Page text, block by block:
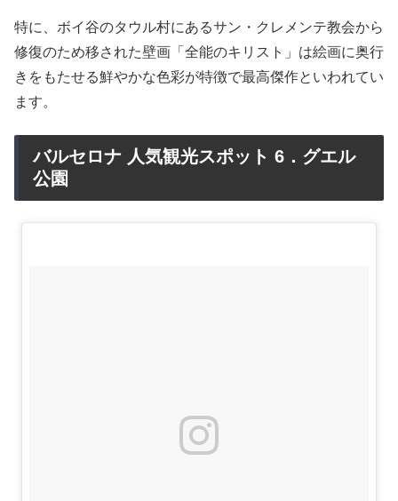
特に、ボイ谷のタウル村にあるサン・クレメンテ教会から
修復のため移された壁画「全能のキリスト」は絵画に奥行
きをもたせる鮮やかな色彩が特徴で最高傑作といわれてい
ます。
バルセロナ 人気観光スポット 6．グエル
公園